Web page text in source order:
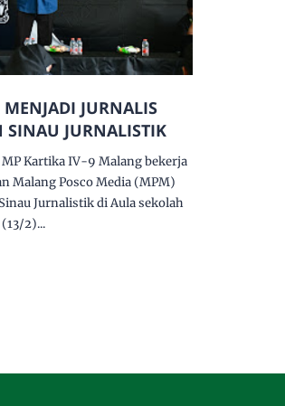
MENJADI JURNALIS
SINAU JURNALISTIK
Kartika IV-9 Malang bekerja
Malang Posco Media (MPM)
Jurnalistik di Aula sekolah
2)...